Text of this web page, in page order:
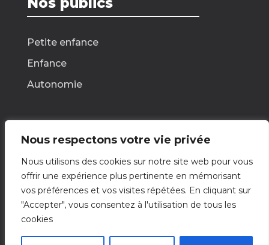
Nous respectons votre vie privée
Nous utilisons des cookies sur notre site web pour vous
offrir une expérience plus pertinente en mémorisant
vos préférences et vos visites répétées. En cliquant sur
"Accepter", vous consentez à l'utilisation de tous les
cookies
Petite enfance
Enfance
Autonomie
Nous contacter
Nous écrire
© 2026 Tisseurs d’Impact – Label VieCookies